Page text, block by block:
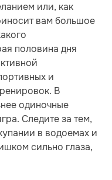
или, как
вам большое
половина дня
и
В
одиночные
Следите за тем,
в водоемах и
сильно глаза,